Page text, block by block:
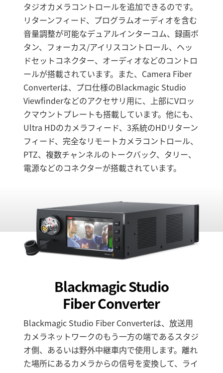
タジオカメラコントロールを追加できるのです。
リターンフィード、プログラムオーディオを含む
音量調整が可能なデュアルインターコム、録画ボ
タン、フォーカス/アイリスコントロール、ヘッ
ドセットコネクター、オーディオなどのコントロ
ールが搭載されています。また、Camera Fiber
Converterは、プロ仕様のBlackmagic Studio
Viewfinderなどのアクセサリ用に、上部にVロッ
クマウントプレートも搭載しています。他にも、
Ultra HDのカメラフィード、3系統のHDリターン
フィード、完全なリモートカメラコントロール、
PTZ、複数チャンネルのトークバック、タリー、
電源などのコネクターが搭載されています。
Blackmagic Studio
Fiber Converter
Blackmagic Studio Fiber Converterは、放送用
カメラネットワークのもう一方の端であるスタジ
オ側、あるいは野外中継車内で使用します。離れ
た場所にあるカメラからの信号を変換して、ライ